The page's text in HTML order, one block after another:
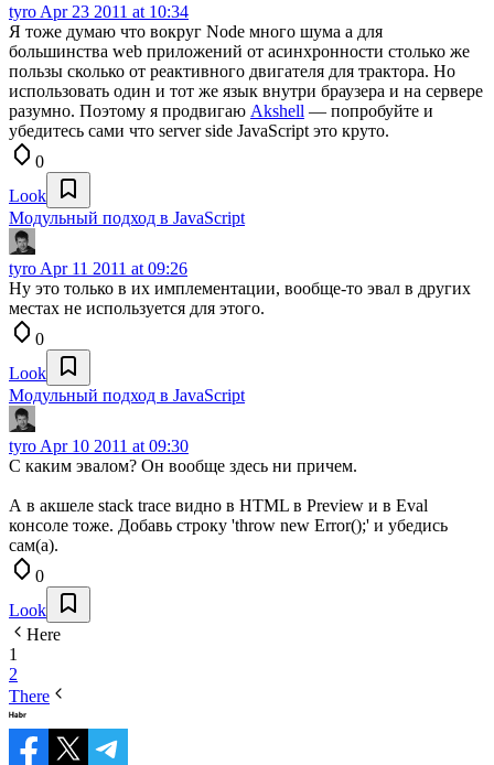
tyro Apr 23 2011 at 10:34
Я тоже думаю что вокруг Node много шума а для
большинства web приложений от асинхронности столько же
пользы сколько от реактивного двигателя для трактора. Но
использовать один и тот же язык внутри браузера и на сервере
разумно. Поэтому я продвигаю Akshell — попробуйте и
убедитесь сами что server side JavaScript это круто.
0
Look
Модульный подход в JavaScript
tyro Apr 11 2011 at 09:26
Ну это только в их имплементации, вообще-то эвал в других
местах не используется для этого.
0
Look
Модульный подход в JavaScript
tyro Apr 10 2011 at 09:30
С каким эвалом? Он вообще здесь ни причем.
А в акшеле stack trace видно в HTML в Preview и в Eval
консоле тоже. Добавь строку 'throw new Error();' и убедись
сам(а).
0
Look
Here
1
2
There